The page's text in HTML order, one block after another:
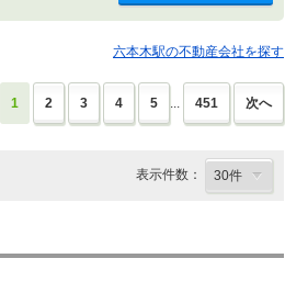
六本木駅の不動産会社を探す
1 2 3 4 5 ... 451 次へ
表示件数：